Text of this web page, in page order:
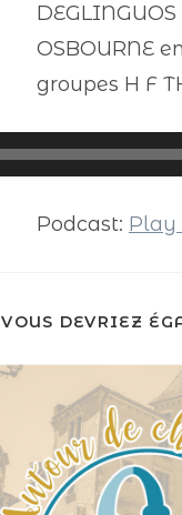
OSBOURNE
groupes H F
Podcast:
VOUS DEVRIEZ